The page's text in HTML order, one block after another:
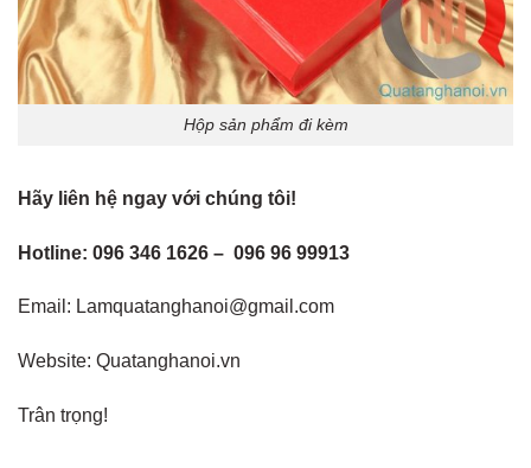
Hộp sản phẩm đi kèm
Hãy liên hệ ngay với chúng tôi!
Hotline: 096 346 1626 – 096 96 99913
Email: Lamquatanghanoi@gmail.com
Website: Quatanghanoi.vn
Trân trọng!